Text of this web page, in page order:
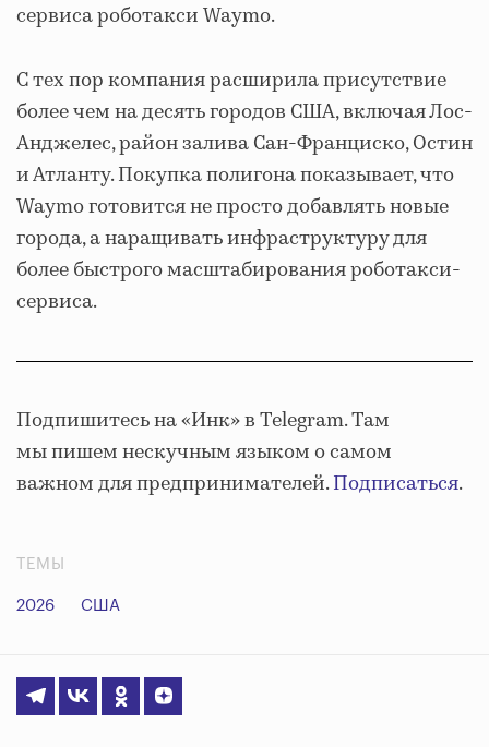
сервиса роботакси Waymo.
С тех пор компания расширила присутствие
более чем на десять городов США, включая Лос-
Анджелес, район залива Сан-Франциско, Остин
и Атланту. Покупка полигона показывает, что
Waymo готовится не просто добавлять новые
города, а наращивать инфраструктуру для
более быстрого масштабирования роботакси-
сервиса.
Подпишитесь на «Инк» в Telegram. Там
мы пишем нескучным языком о самом
важном для предпринимателей.Подписаться.
ТЕМЫ
2026 США